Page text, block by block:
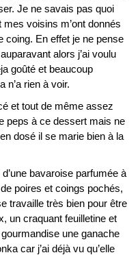
Je ne savais pas quoi
voisins m’ont donnés
coing. En effet je ne pense
alors j’ai voulu
goûté et beaucoup
n’a rien à voir.
et tout de même assez
peps à ce dessert mais ne
dosé il se marie bien à la
bavaroise parfumée à
poires et coings pochés,
travaille très bien pour être
un craquant feuilletine et
une ganache
car j’ai déjà vu qu’elle